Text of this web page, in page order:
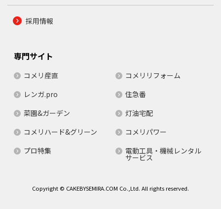
採用情報
専門サイト
コメリ産直
コメリリフォーム
レンガ.pro
住急番
菜園&ガーデン
灯油宅配
コメリハード&グリーン
コメリパワー
プロ特集
電動工具・機械レンタル
サービス
Copyright © CAKEBYSEMIRA.COM Co.,Ltd. All rights reserved.